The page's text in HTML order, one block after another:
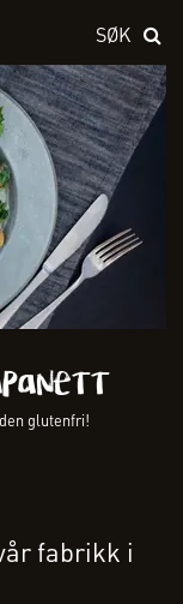
SØK
glutenfri!
fabrikk i